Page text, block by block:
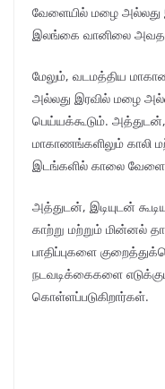
வேளையில் மழை அல்லது
இலங்கை வானிலை
மேலும், வடமத்திய
அல்லது இரவில் மழை
பெய்யக்கூடும்.
மாகாணங்களிலும் காலி
இடங்களில் காலை
அத்துடன், இடியுடன்
காற்று மற்றும் மின்னல்
பாதிப்புகளை
நடவடிக்கைகளை
கொள்ளப்படுகிறார்கள்.